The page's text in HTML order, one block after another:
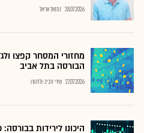
28.07.2026 נתנאל אריאל
מחזורי המסחר קפצו
הבורסה בתל אביב
27.07.2026 שירי חביב-ולדהורן
היכונו לירידות